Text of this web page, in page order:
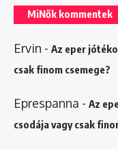
MiNők kommentek
Ervin - Az eper
csak finom csemege?
Eprespanna - Az
csodája vagy csak